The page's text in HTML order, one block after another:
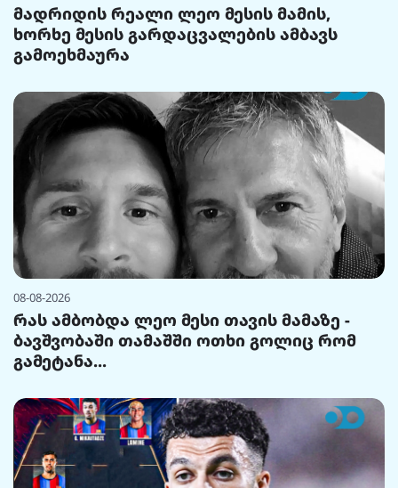
მადრიდის რეალი ლეო მესის მამის,
ხორხე მესის გარდაცვალების ამბავს
გამოეხმაურა
08-08-2026
რას ამბობდა ლეო მესი თავის მამაზე -
ბავშვობაში თამაშში ოთხი გოლიც რომ
გამეტანა...